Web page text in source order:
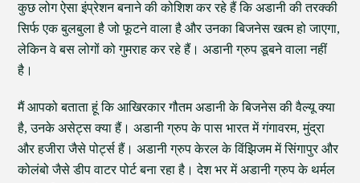
कुछ लोग ऐसा इंप्रेशन बनाने की कोशिश कर रहे हैं कि अडानी की तरक्की
सिर्फ एक बुलबुला है जो फूटने वाला है और उनका बिजनेस खत्म हो जाएगा,
लेकिन वे बस लोगों को गुमराह कर रहे हैं। अडानी ग्रुप डूबने वाला नहीं
है।
मैं आपको बताता हूं कि आखिरकार गौतम अडानी के बिजनेस की वैल्यू क्या
है, उनके असेट्स क्या हैं। अडानी ग्रुप के पास भारत में गंगावरम, मुंद्रा
और हजीरा जैसे पोर्ट्स हैं। अडानी ग्रुप केरल के विंझिजम में सिंगापुर और
कोलंबो जैसे डीप वाटर पोर्ट बना रहा है। देश भर में अडानी ग्रुप के थर्मल